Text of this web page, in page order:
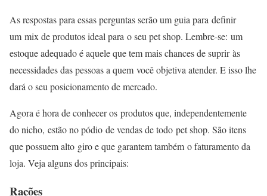
As respostas para essas perguntas serão um guia para definir
um mix de produtos ideal para o seu pet shop. Lembre-se: um
estoque adequado é aquele que tem mais chances de suprir às
necessidades das pessoas a quem você objetiva atender. E isso lhe
dará o seu posicionamento de mercado.
Agora é hora de conhecer os produtos que, independentemente
do nicho, estão no pódio de vendas de todo pet shop. São itens
que possuem alto giro e que garantem também o faturamento da
loja. Veja alguns dos principais:
Rações